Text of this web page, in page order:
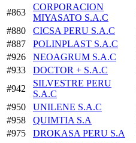
#863
CORPORACION
MIYASATO S.A.C
#880
CICSA PERU S.A.C
#887
POLINPLAST S.A.C
#926
NEOAGRUM S.A.C
#933
DOCTOR + S.A.C
#942
SILVESTRE PERU
S.A.C
#950
UNILENE S.A.C
#958
QUIMTIA S.A
#975
DROKASA PERU S.A